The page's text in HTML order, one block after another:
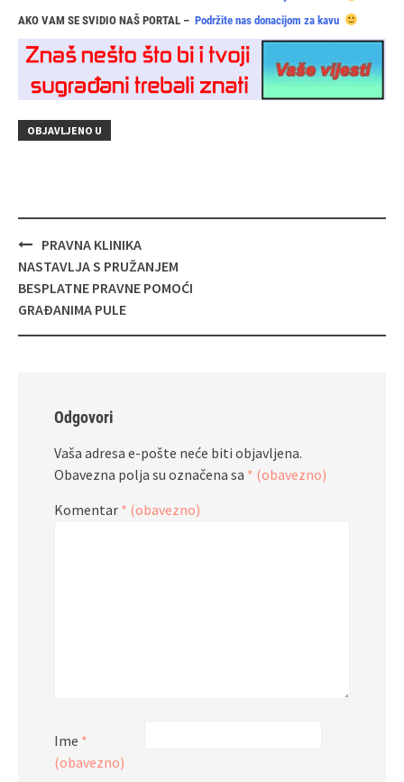
AKO VAM SE SVIDIO NAŠ PORTAL – Podržite nas donacijom za kavu
OBJAVLJENO U
Navigacija
objava
PRAVNA KLINIKA
NASTAVLJA S PRUŽANJEM
BESPLATNE PRAVNE POMOĆI
GRAĐANIMA PULE
Odgovori
Vaša adresa e-pošte neće biti objavljena.
Obavezna polja su označena sa * (obavezno)
Komentar * (obavezno)
Ime *
(obavezno)